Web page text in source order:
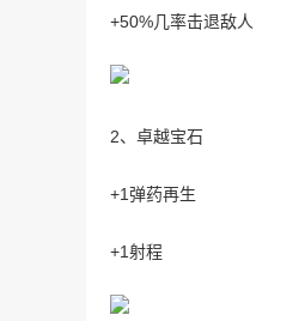
+50%几率击退敌人
2、卓越宝石
+1弹药再生
+1射程